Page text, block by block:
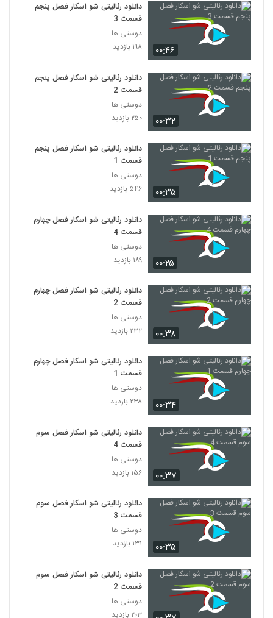
۰۰:۴۶
دانلود رئالیتی شو اسکار فصل پنجم
قسمت 3
دوستی ها
۱۹۸ بازدید
۰۰:۳۲
دانلود رئالیتی شو اسکار فصل پنجم
قسمت 2
دوستی ها
۲۵۰ بازدید
۰۰:۳۵
دانلود رئالیتی شو اسکار فصل پنجم
قسمت 1
دوستی ها
۵۴۶ بازدید
۰۰:۲۵
دانلود رئالیتی شو اسکار فصل چهارم
قسمت 4
دوستی ها
۱۸۹ بازدید
۰۰:۳۸
دانلود رئالیتی شو اسکار فصل چهارم
قسمت 2
دوستی ها
۲۳۲ بازدید
۰۰:۳۴
دانلود رئالیتی شو اسکار فصل چهارم
قسمت 1
دوستی ها
۲۳۸ بازدید
۰۰:۳۷
دانلود رئالیتی شو اسکار فصل سوم
قسمت 4
دوستی ها
۱۵۶ بازدید
۰۰:۳۵
دانلود رئالیتی شو اسکار فصل سوم
قسمت 3
دوستی ها
۱۳۱ بازدید
دانلود رئالیتی شو اسکار فصل سوم
قسمت 2
دوستی ها
۲۰۳ بازدید